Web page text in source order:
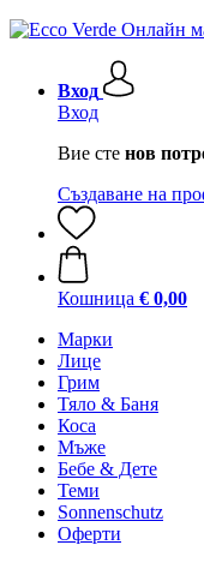
Вход
Вход
Вие сте нов
Създаване на
Кошница € 0,00
Марки
Лице
Грим
Тяло & Баня
Коса
Мъже
Бебе & Дете
Теми
Sonnenschutz
Оферти